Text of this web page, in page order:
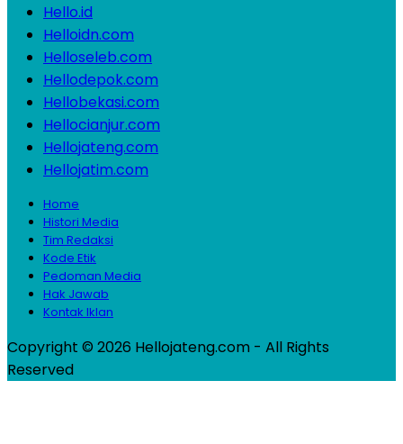
Hello.id
Helloidn.com
Helloseleb.com
Hellodepok.com
Hellobekasi.com
Hellocianjur.com
Hellojateng.com
Hellojatim.com
Home
Histori Media
Tim Redaksi
Kode Etik
Pedoman Media
Hak Jawab
Kontak Iklan
Copyright © 2026 Hellojateng.com - All Rights
Reserved